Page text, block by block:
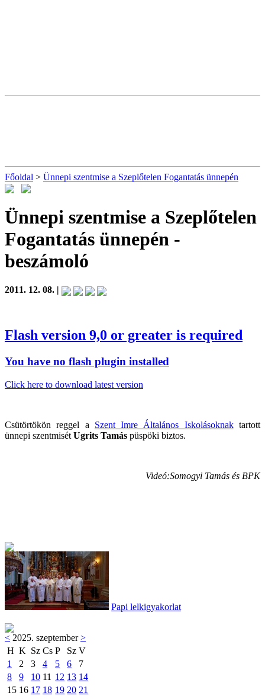
Főoldal > Ünnepi szentmise a Szeplőtelen Fogantatás ünnepén
Ünnepi szentmise a Szeplőtelen
Fogantatás ünnepén -
beszámoló
2011. 12. 08. |
Flash version 9,0 or greater is required
You have no flash plugin installed
Click here to download latest version
Csütörtökön reggel a Szent Imre Általános Iskolásoknaktartott
ünnepi szentmisét Ugrits Tamás püspöki biztos.
Videó:Somogyi Tamás és BPK
Papi lelkigyakorlat
< 2025. szeptember>
H K Sz Cs P Sz V
1
2 3 4 5 6
7
8
9 10 11 12 13 14
15 16 17 18 19 20 21